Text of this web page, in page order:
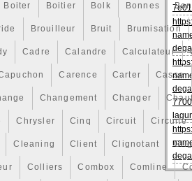
Boiter Boitier Bolk Bonnes
Brouilleur Bruit Brumisation
Cadre Calandre Calculateur
Carence Carter Casse
Changement Changer
Chrysler Cinq Circuit Circuite
Cleaning Client Clignotant
Colliers Combox Comline